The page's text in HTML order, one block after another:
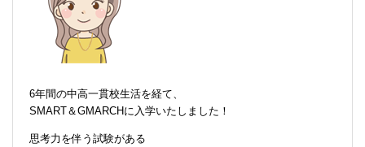
6年間の中高一貫校生活を経て、
SMART＆GMARCHに入学いたしました！
思考力を伴う試験がある